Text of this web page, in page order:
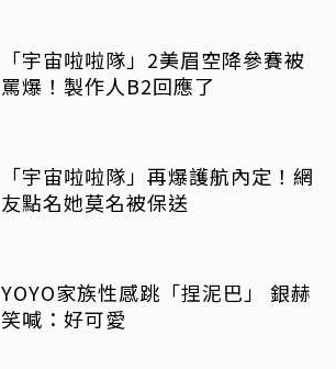
「宇宙啦啦隊」2美眉空降參賽被
罵爆！製作人B2回應了
「宇宙啦啦隊」再爆護航內定！網
友點名她莫名被保送
YOYO家族性感跳「捏泥巴」 銀赫
笑喊：好可愛